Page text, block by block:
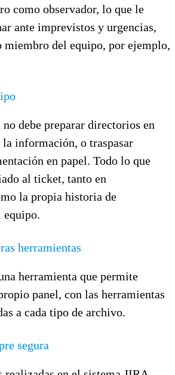
como observador, lo que le
ante imprevistos y urgencias,
miembro del equipo, por ejemplo,
debe preparar directorios en
la información, o traspasar
en papel. Todo lo que
al ticket, tanto en
la propia historia de
equipo.
herramientas
herramienta que permite
panel, con las herramientas
a cada tipo de archivo.
segura